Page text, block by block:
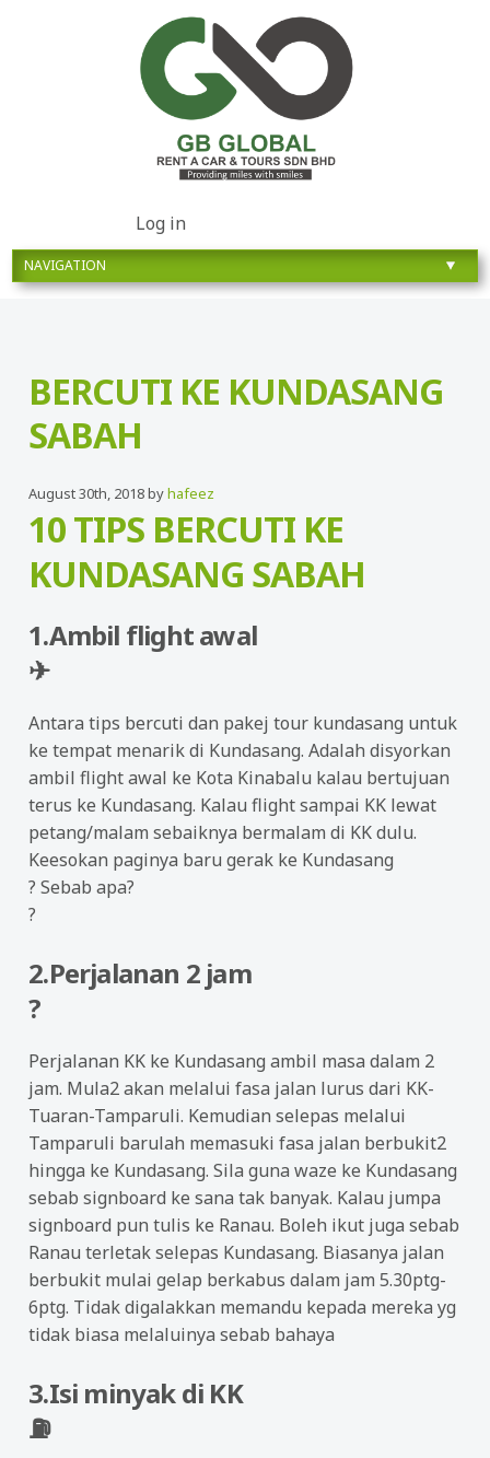
Log in
BERCUTI KE KUNDASANG
SABAH
August 30th, 2018 byhafeez
10 TIPS BERCUTI KE
KUNDASANG SABAH
1.Ambil flight awal
✈
Antara tips bercuti dan pakej tour kundasang untuk
ke tempat menarik di Kundasang. Adalah disyorkan
ambil flight awal ke Kota Kinabalu kalau bertujuan
terus ke Kundasang. Kalau flight sampai KK lewat
petang/malam sebaiknya bermalam di KK dulu.
Keesokan paginya baru gerak ke Kundasang
? Sebab apa?
?
2.Perjalanan 2 jam
?
Perjalanan KK ke Kundasang ambil masa dalam 2
jam. Mula2 akan melalui fasa jalan lurus dari KK-
Tuaran-Tamparuli. Kemudian selepas melalui
Tamparuli barulah memasuki fasa jalan berbukit2
hingga ke Kundasang. Sila guna waze ke Kundasang
sebab signboard ke sana tak banyak. Kalau jumpa
signboard pun tulis ke Ranau. Boleh ikut juga sebab
Ranau terletak selepas Kundasang. Biasanya jalan
berbukit mulai gelap berkabus dalam jam 5.30ptg-
6ptg. Tidak digalakkan memandu kepada mereka yg
tidak biasa melaluinya sebab bahaya
3.Isi minyak di KK
⛽